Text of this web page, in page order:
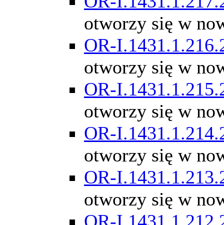
otworzy się w
OR-
otworzy się w
OR-
otworzy się w
OR-
otworzy się w
OR-
otworzy się w